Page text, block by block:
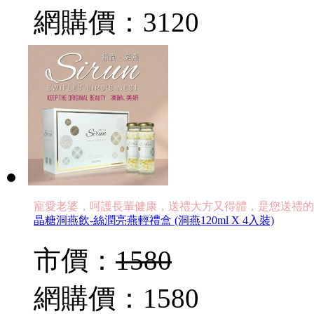
網購價： 3120
寵愛老婆，呵護長輩健康，送禮大方又得體，是您送禮
晶糖洞燕飲-絲潤亮燕輕禮盒 (洞燕120ml X 4入裝)
市價： 1580
網購價： 1580